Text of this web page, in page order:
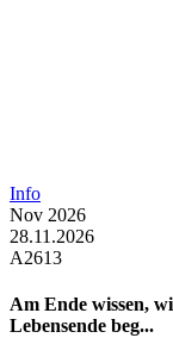
Info
Nov 2026
28.11.2026
A2613
Am Ende wissen,
Lebensende beg...